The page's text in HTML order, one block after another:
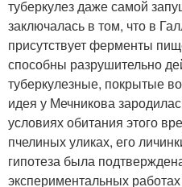
туберкулез даже самой
заключалась в том, что в
присутствует ферменты
способны разрушительно
туберкулезные, покрытые
идея у Мечникова
условиях обитания этого
пчелиных уликах, его
гипотеза была
экспериментальных